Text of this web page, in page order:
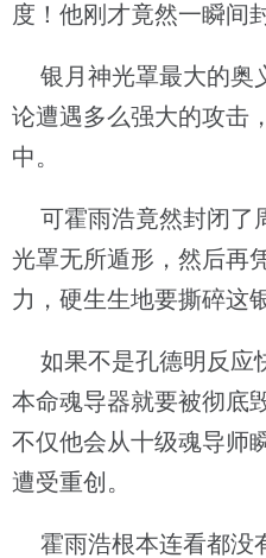
度！他刚才竟然一瞬间
银月神光罩最大的奥
论遭遇多么强大的攻击
中。
可霍雨浩竟然封闭了
光罩无所遁形，然后再
力，硬生生地要撕碎这
如果不是孔德明反应
本命魂导器就要被彻底
不仅他会从十级魂导师
遭受重创。
霍雨浩根本连看都没